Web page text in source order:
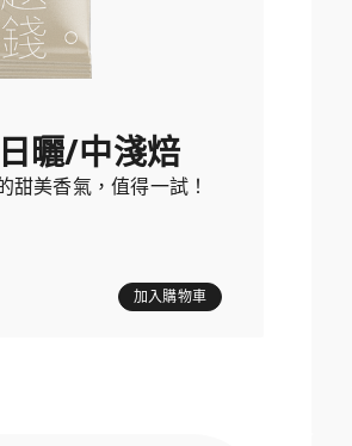
曬/中淺焙
美香氣，值得一試！
加入購物車